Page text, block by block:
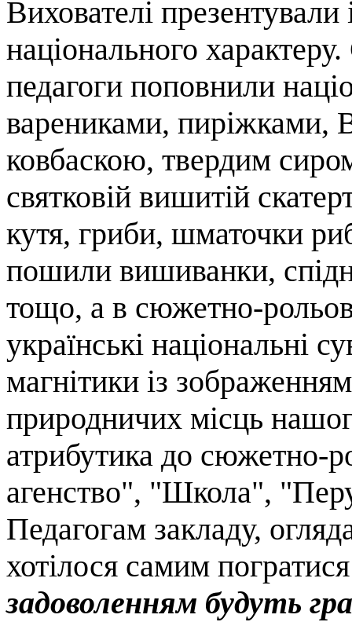
Вихователі презентували
національного
педагоги поповнили
варениками, пиріжками,
ковбаскою, твердим
святковій вишитій
кутя, гриби, шматочки
пошили вишиванки,
тощо, а в сюжетно-
українські національні
магнітики із
природничих місць
атрибутика до сюжетно-
агенство", "Школа",
Педагогам закладу,
хотілося самим
задоволенням будуть